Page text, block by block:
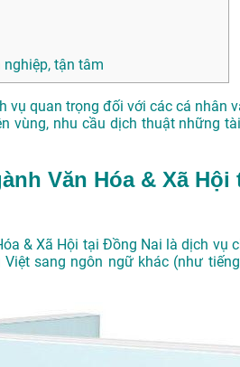
tận tâm
vụ quan trọng đối với các cá nhân
vùng, nhu cầu dịch thuật những
Văn Hóa & Xã
& Xã Hội tại Đồng Nai là dịch vụ
sang ngôn ngữ khác (như